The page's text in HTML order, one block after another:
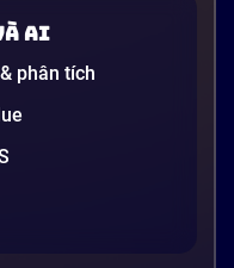
lớn lời giải thích
sư, không phải cho
AI
phân tích